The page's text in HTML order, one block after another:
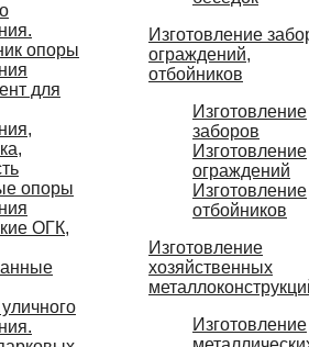
опоры
для
опоры
ОГК,
Изготовление
ограждений,
отбойников
Изготовление
заборов
Изготовление
ограждений
Изготовление
отбойников
Изготовление
хозяйственных
Изготовление